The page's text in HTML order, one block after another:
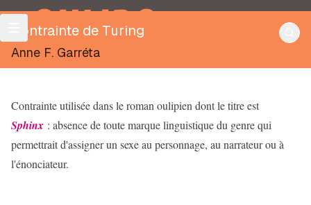
OULIPO
Contrainte de Turing
Anne F. Garréta
Contrainte utilisée dans le roman oulipien dont le titre est
Sphinx : absence de toute marque linguistique du genre qui
permettrait d'assigner un sexe au personnage, au narrateur ou à
l'énonciateur.